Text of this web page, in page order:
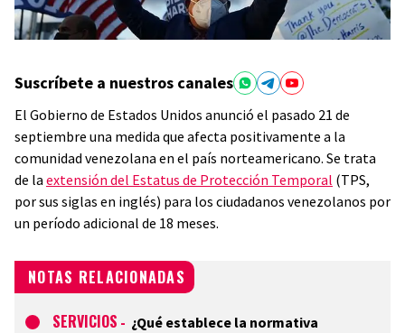
Suscríbete a nuestros canales
El Gobierno de Estados Unidos anunció el pasado 21 de
septiembre una medida que afecta positivamente a la
comunidad venezolana en el país norteamericano. Se trata
de la extensión del Estatus de Protección Temporal (TPS,
por sus siglas en inglés) para los ciudadanos venezolanos por
un período adicional de 18 meses.
NOTAS RELACIONADAS
SERVICIOS - ¿Qué establece la normativa